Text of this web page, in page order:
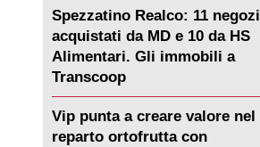
Spezzatino Realco: 11 negozi
acquistati da MD e 10 da HS
Alimentari. Gli immobili a
Transcoop
Vip punta a creare valore nel
reparto ortofrutta con